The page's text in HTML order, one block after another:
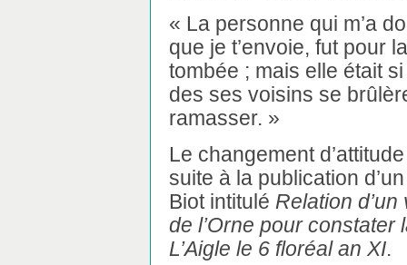
« La personne qui m’a
que je t’envoie, fut pour
tombée ; mais elle était
des ses voisins se
ramasser. »
Le changement
suite à la publication
Biot intitulé Relation
de l’Orne pour constater
L’Aigle le 6 floréal an XI.